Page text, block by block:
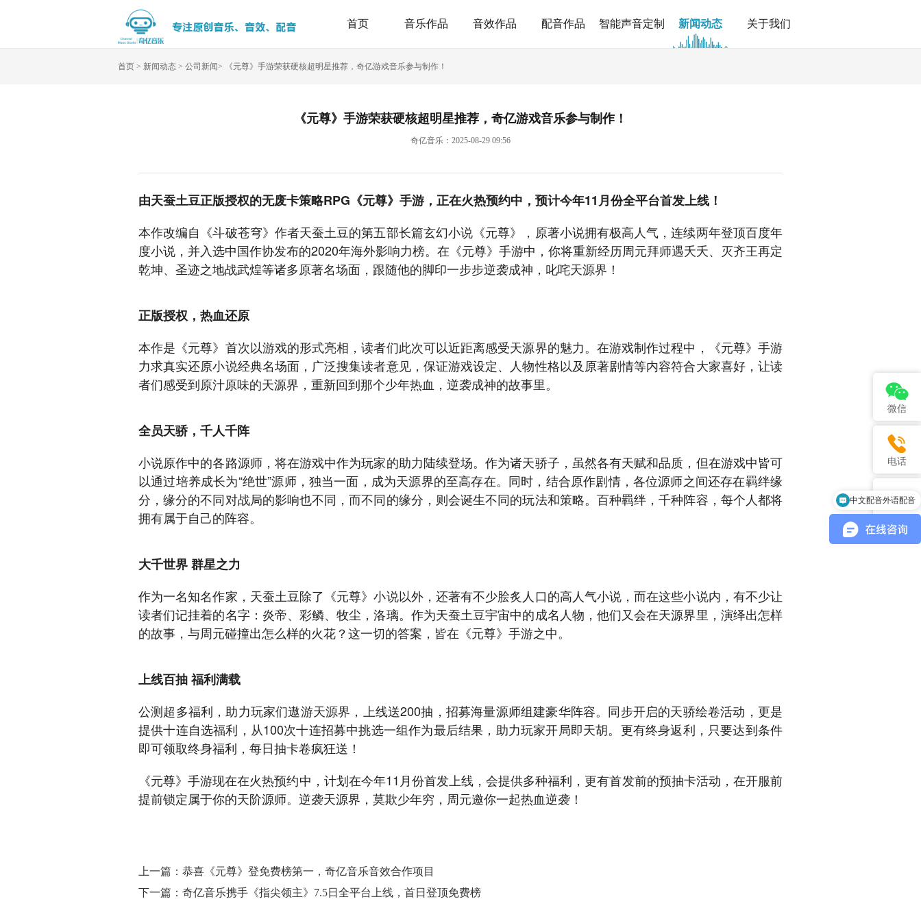
首页 音乐作品 音效作品 配音作品 智能声音定制 新闻动态 关于我们
首页 > 新闻动态 > 公司新闻> 《元尊》手游荣获硬核超明星推荐，奇亿游戏音乐参与制作！
《元尊》手游荣获硬核超明星推荐，奇亿游戏音乐参与制作！
奇亿音乐：2025-08-29 09:56
由天蚕土豆正版授权的无废卡策略RPG《元尊》手游， 正在火热预约中，预计今年11月份全平台首发上线！
本作改编自《斗破苍穹》作者天蚕土豆的第五部长篇玄幻小说《元尊》，原著小说拥有极高人气，连续两年登顶百度年
度小说，并入选中国作协发布的2020年海外影响力榜。在《元尊》手游中，你将重新经历周元拜师遇夭夭、灭齐王再定
乾坤、圣迹之地战武煌等诸多原著名场面，跟随他的脚印一步步逆袭成神，叱咤天源界！
正版授权，热血还原
本作是《元尊》首次以游戏的形式亮相，读者们此次可以近距离感受天源界的魅力。在游戏制作过程中，《元尊》手游
力求真实还原小说经典名场面，广泛搜集读者意见，保证游戏设定、人物性格以及原著剧情等内容符合大家喜好，让读
者们感受到原汁原味的天源界，重新回到那个少年热血，逆袭成神的故事里。
全员天骄，千人千阵
小说原作中的各路源师，将在游戏中作为玩家的助力陆续登场。作为诸天骄子，虽然各有天赋和品质，但在游戏中皆可
以通过培养成长为“绝世”源师，独当一面，成为天源界的至高存在。同时，结合原作剧情，各位源师之间还存在羁绊缘
分，缘分的不同对战局的影响也不同，而不同的缘分，则会诞生不同的玩法和策略。百种羁绊，千种阵容，每个人都将
拥有属于自己的阵容。
大千世界 群星之力
作为一名知名作家，天蚕土豆除了《元尊》小说以外，还著有不少脍炙人口的高人气小说，而在这些小说内，有不少让
读者们记挂着的名字：炎帝、彩鳞、牧尘，洛璃。作为天蚕土豆宇宙中的成名人物，他们又会在天源界里，演绎出怎样
的故事，与周元碰撞出怎么样的火花？这一切的答案，皆在《元尊》手游之中。
上线百抽 福利满载
公测超多福利，助力玩家们遨游天源界，上线送200抽，招募海量源师组建豪华阵容。同步开启的天骄绘卷活动，更是
提供十连自选福利，从100次十连招募中挑选一组作为最后结果，助力玩家开局即天胡。更有终身返利，只要达到条件
即可领取终身福利，每日抽卡卷疯狂送！
《元尊》手游现在在火热预约中，计划在今年11月份首发上线，会提供多种福利，更有首发前的预抽卡活动，在开服前
提前锁定属于你的天阶源师。逆袭天源界，莫欺少年穷，周元邀你一起热血逆袭！
上一篇：恭喜《元尊》登免费榜第一，奇亿音乐音效合作项目
下一篇：奇亿音乐携手《指尖领主》7.5日全平台上线，首日登顶免费榜
微信
电话
中文配音外语配音